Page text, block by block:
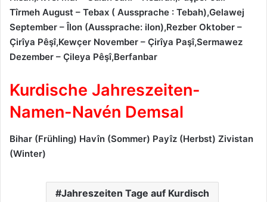
Tîrmeh August – Tebax ( Aussprache : Tebah),Gelawej
September – Îlon (Aussprache: ilon),Rezber Oktober –
Çirîya Pêşî,Kewçer November – Çirîya Paşî,Sermawez
Dezember – Çileya Pêşî,Berfanbar
Kurdische Jahreszeiten-
Namen-Navén Demsal
Bihar (Frühling) Havîn (Sommer) Payîz (Herbst) Zivistan
(Winter)
Jahreszeiten Tage auf Kurdisch